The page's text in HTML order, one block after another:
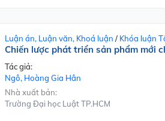
Luận án, Luận văn, Khoá luận / Khóa luận
Chiến lược phát triển sản phẩm mới
Tác giả:
Ngô, Hoàng Gia Hân
Nhà xuất bản:
Trường Đại học Luật TP.HCM